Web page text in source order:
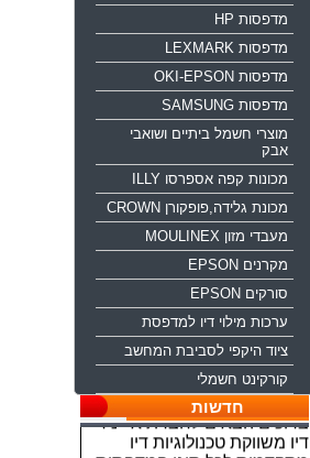
מדפסות HP
מדפסות LEXMARK
מדפסות OKI-EPSON
מדפסות SAMSUNG
מוצרי חשמל ביתיים ושואבי
אבק
מכונות קפה אספרסו ILLY
מכונת גלידה,פופקורן CROWN
מעבדי מזון MOULINEX
מקרנים EPSON
סורקים EPSON
ערכות מילוי דיו למדפסת
ציוד היקפי לסביבת המחשב
קורקינט חשמלי
חדשות
ברוכים הבאים לחברת איי ניד
דיו משווקת טכנולוגיות דיו
מתקדמות לכל סוגי המדפסות